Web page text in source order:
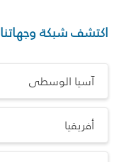
اكتشف شبكة وجهاتنا
آسيا الوسطى
أفريقيا